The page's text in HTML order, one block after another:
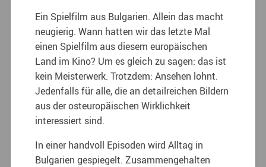
Ein Spielfilm aus Bulgarien. Allein das macht
neugierig. Wann hatten wir das letzte Mal
einen Spielfilm aus diesem europäischen
Land im Kino? Um es gleich zu sagen: das ist
kein Meisterwerk. Trotzdem: Ansehen lohnt.
Jedenfalls für alle, die an detailreichen Bildern
aus der osteuropäischen Wirklichkeit
interessiert sind.
In einer handvoll Episoden wird Alltag in
Bulgarien gespiegelt. Zusammengehalten